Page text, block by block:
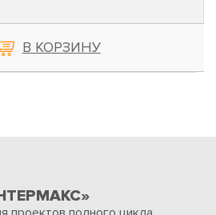
В КОРЗИНУ